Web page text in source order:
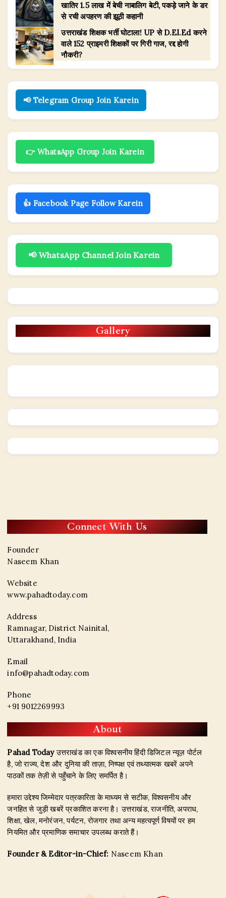
खातिर 1.5 लाख में बेची नाबालिग बेटी, पकड़े जाने के डर
से रची अपहरण की झूठी कहानी
उत्तराखंड शिक्षक भर्ती घोटाला! UP से D.El.Ed करने
वाले 152 प्राइमरी शिक्षकों पर गिरी गाज, रद्द होगी
नौकरी?
📢 Telegram Group Join Karein
👉 WhatsApp Group Join Karein
👍 Facebook Page Follow Karein
📢 WhatsApp Channel Join Karein
Gallery
Connect With Us
Founder
Naseem Khan
Website
www.pahadtoday.com
Address
Ramnagar, District Nainital,
Uttarakhand, India
Email
info@pahadtoday.com
Phone
+91 9012269993
About
Pahad Todayउत्तराखंड का एक विश्वसनीय हिंदी डिजिटल न्यूज़ पोर्टल
है, जो राज्य, देश और दुनिया की ताज़ा, निष्पक्ष एवं तथ्यात्मक खबरें अपने
पाठकों तक तेज़ी से पहुँचाने के लिए समर्पित है।
हमारा उद्देश्य जिम्मेदार पत्रकारिता के माध्यम से सटीक, विश्वसनीय और
जनहित से जुड़ी खबरें प्रकाशित करना है। उत्तराखंड, राजनीति, अपराध,
शिक्षा, खेल, मनोरंजन, पर्यटन, रोजगार तथा अन्य महत्वपूर्ण विषयों पर हम
नियमित और प्रमाणिक समाचार उपलब्ध कराते हैं।
Founder & Editor-in-Chief: Naseem Khan